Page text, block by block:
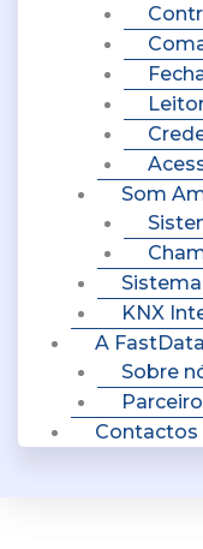
Som
KNX
A FastData
Sobre
Contactos